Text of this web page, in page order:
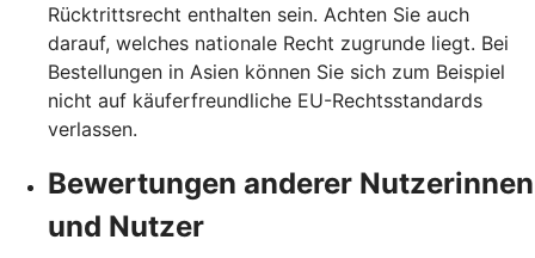
Rücktrittsrecht enthalten sein. Achten Sie auch
darauf, welches nationale Recht zugrunde liegt. Bei
Bestellungen in Asien können Sie sich zum Beispiel
nicht auf käuferfreundliche EU-Rechtsstandards
verlassen.
Bewertungen anderer Nutzerinnen
und Nutzer